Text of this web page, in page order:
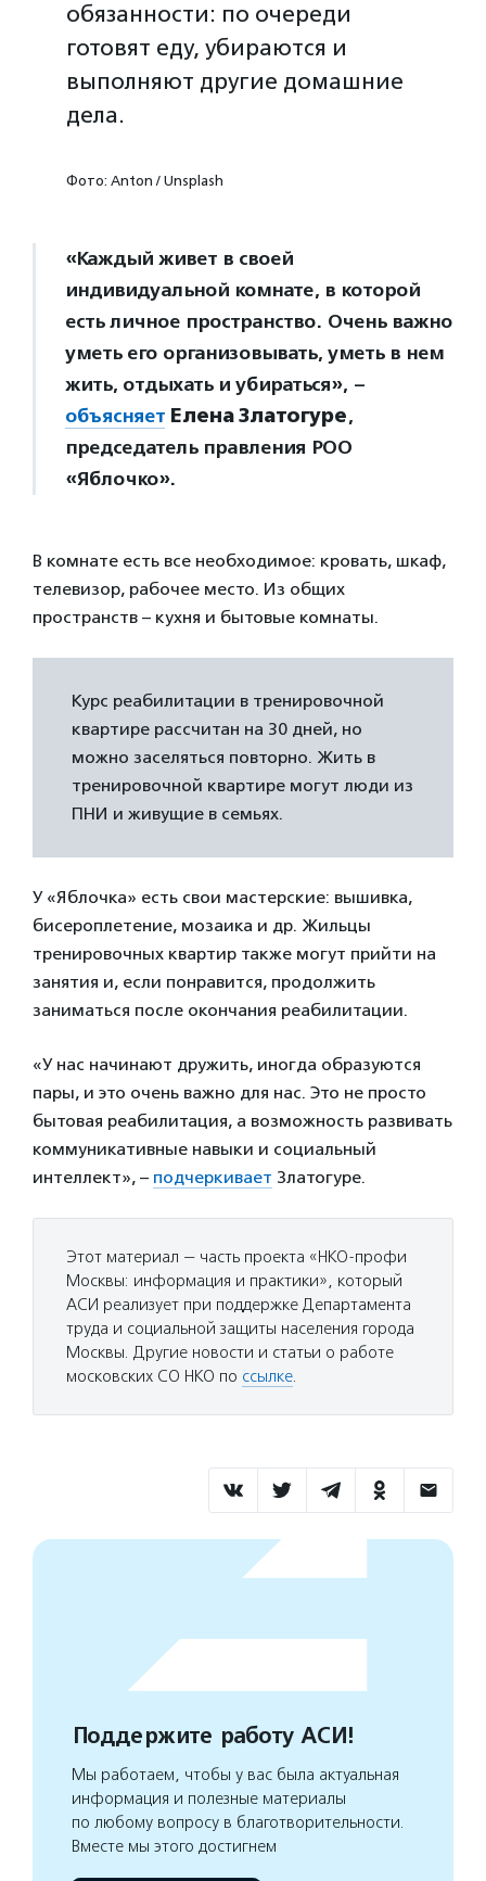
обязанности: по очереди
готовят еду, убираются и
выполняют другие домашние
дела.
Фото: Anton / Unsplash
«Каждый живет в своей
индивидуальной комнате, в которой
есть личное пространство. Очень важно
уметь его организовывать, уметь в нем
жить, отдыхать и убираться», –
объясняет Елена Златогуре,
председатель правления РОО
«Яблочко».
В комнате есть все необходимое: кровать, шкаф,
телевизор, рабочее место. Из общих
пространств – кухня и бытовые комнаты.
Курс реабилитации в тренировочной
квартире рассчитан на 30 дней, но
можно заселяться повторно. Жить в
тренировочной квартире могут люди из
ПНИ и живущие в семьях.
У «Яблочка» есть свои мастерские: вышивка,
бисероплетение, мозаика и др. Жильцы
тренировочных квартир также могут прийти на
занятия и, если понравится, продолжить
заниматься после окончания реабилитации.
«У нас начинают дружить, иногда образуются
пары, и это очень важно для нас. Это не просто
бытовая реабилитация, а возможность развивать
коммуникативные навыки и социальный
интеллект», – подчеркивает Златогуре.
Этот материал — часть проекта «НКО-профи
Москвы: информация и практики», который
АСИ реализует при поддержке Департамента
труда и социальной защиты населения города
Москвы. Другие новости и статьи о работе
московских СО НКО по ссылке.
Поддержите работу АСИ!
Мы работаем, чтобы у вас была актуальная
информация и полезные материалы
по любому вопросу в благотворительности.
Вместе мы этого достигнем